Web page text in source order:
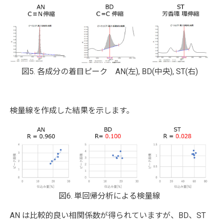
図5. 各成分の着目ピーク AN(左), BD(中央), ST(右)
検量線を作成した結果を示します。
図6. 単回帰分析による検量線
AN は比較的良い相関係数が得られていますが、BD、ST